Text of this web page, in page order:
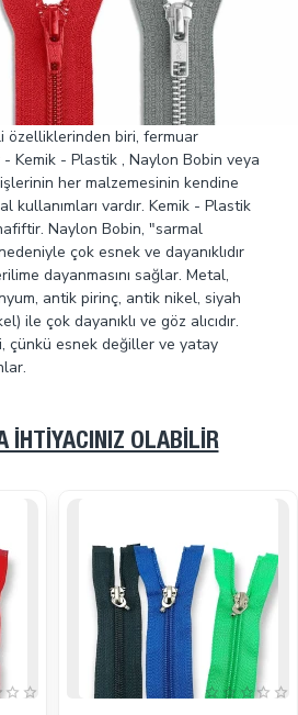
özelliklerinden biri, fermuar
Kemik - Plastik , Naylon Bobin veya
her malzemesinin kendine
kullanımları vardır. Kemik - Plastik
Naylon Bobin, "sarmal
çok esnek ve dayanıklıdır
dayanmasını sağlar. Metal,
antik pirinç, antik nikel, siyah
ile çok dayanıklı ve göz alıcıdır.
çünkü esnek değiller ve yatay
İHTIYACINIZ OLABILIR